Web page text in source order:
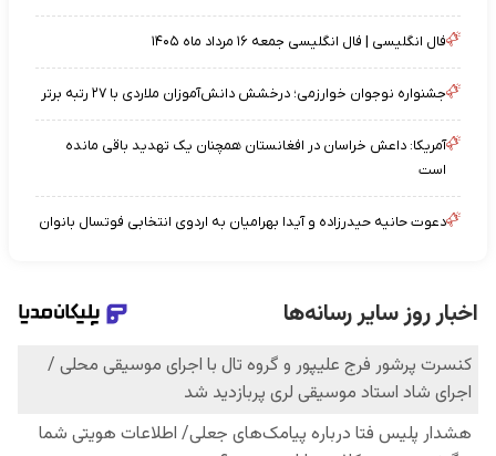
فال انگلیسی | فال انگلیسی جمعه ۱۶ مرداد ماه ۱۴۰۵
جشنواره نوجوان خوارزمی؛ درخشش دانش‌آموزان ملاردی با ۲۷ رتبه برتر
آمریکا: داعش خراسان در افغانستان همچنان یک تهدید باقی مانده
است
دعوت حانیه حیدرزاده و آیدا بهرامیان به اردوی انتخابی فوتسال بانوان